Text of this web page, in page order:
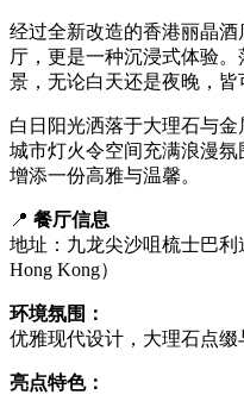
经过全新改造的香港丽晶
厅，更是一种沉浸式体验
景，无论白天还是夜晚，皆
白日阳光洒落于大理石与
城市灯火令空间充满浪漫氛
增添一份高雅与温馨。
📍 餐厅信息
地址：九龙尖沙咀梳士巴利
Hong Kong）
环境氛围：
优雅现代设计，大理石点缀
亮点特色：